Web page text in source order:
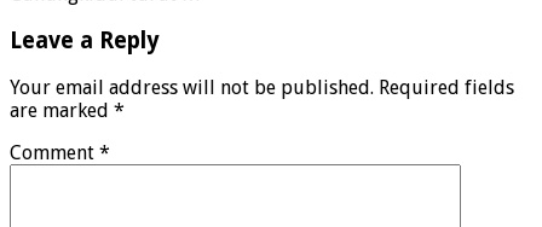
Leave a Reply
Your email address will not be published. Required fields
are marked *
Comment *